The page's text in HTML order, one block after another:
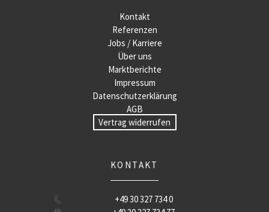
Kontakt
Referenzen
Jobs / Karriere
Über uns
Marktberichte
Impressum
Datenschutzerklärung
AGB
Vertrag widerrufen
KONTAKT
+49 30 327 734 0